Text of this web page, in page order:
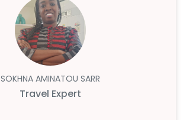
SOKHNA AMINATOU SARR
Travel Expert